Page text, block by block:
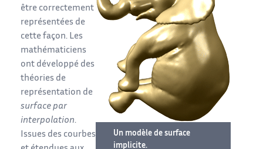
Un modèle de surface
implicite.
être correctement
représentées de
cette façon. Les
mathématiciens
ont développé des
théories de
représentation de
surface par
interpolation.
Issues des courbes